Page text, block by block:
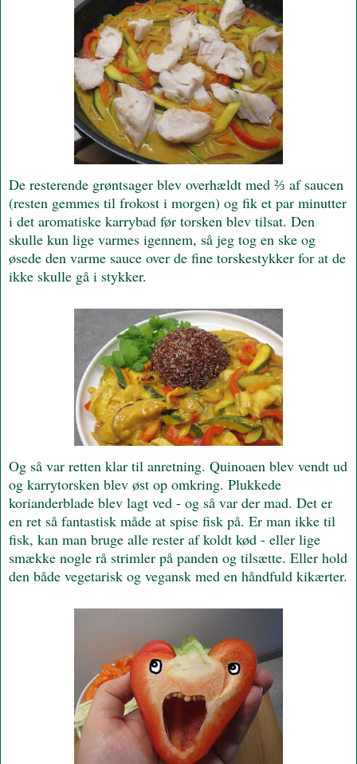
De resterende grøntsager blev overhældt med ⅔ af saucen
(resten gemmes til frokost i morgen) og fik et par minutter
i det aromatiske karrybad før torsken blev tilsat. Den
skulle kun lige varmes igennem, så jeg tog en ske og
øsede den varme sauce over de fine torskestykker for at de
ikke skulle gå i stykker.
Og så var retten klar til anretning. Quinoaen blev vendt ud
og karrytorsken blev øst op omkring. Plukkede
korianderblade blev lagt ved - og så var der mad. Det er
en ret så fantastisk måde at spise fisk på. Er man ikke til
fisk, kan man bruge alle rester af koldt kød - eller lige
smække nogle rå strimler på panden og tilsætte. Eller hold
den både vegetarisk og vegansk med en håndfuld kikærter.